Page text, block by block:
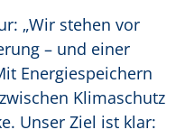
„Wir stehen vor
– und einer
Energiespeichern
Klimaschutz
Unser Ziel ist klar: